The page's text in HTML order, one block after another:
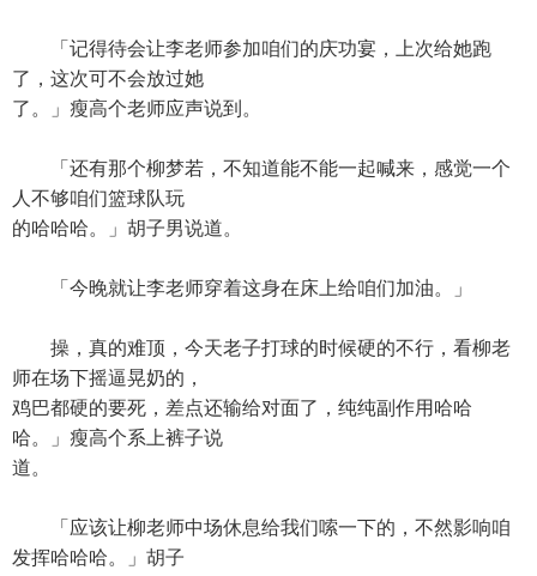
「记得待会让李老师参加咱们的庆功宴，上次给她跑
了，这次可不会放过她
了。」瘦高个老师应声说到。
「还有那个柳梦若，不知道能不能一起喊来，感觉一个
人不够咱们篮球队玩
的哈哈哈。」胡子男说道。
「今晚就让李老师穿着这身在床上给咱们加油。」
操，真的难顶，今天老子打球的时候硬的不行，看柳老
师在场下摇逼晃奶的，
鸡巴都硬的要死，差点还输给对面了，纯纯副作用哈哈
哈。」瘦高个系上裤子说
道。
「应该让柳老师中场休息给我们嗦一下的，不然影响咱
发挥哈哈哈。」胡子